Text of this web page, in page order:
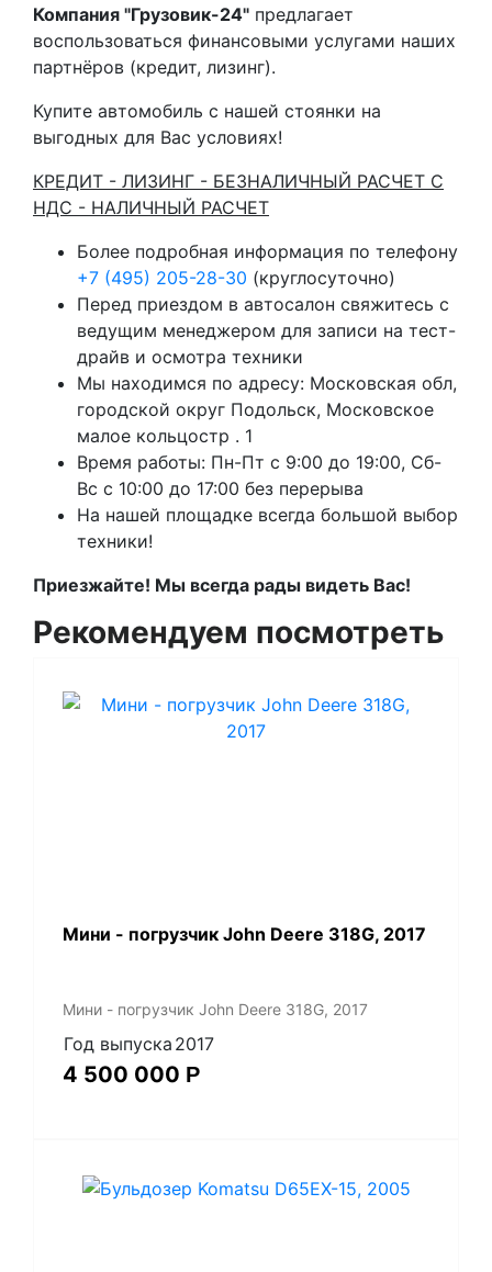
Компания "Грузовик-24" предлагает
воспользоваться финансовыми услугами наших
партнёров (кредит, лизинг).
Купите автомобиль с нашей стоянки на
выгодных для Вас условиях!
КРЕДИТ - ЛИЗИНГ - БЕЗНАЛИЧНЫЙ РАСЧЕТ С
НДС - НАЛИЧНЫЙ РАСЧЕТ
Более подробная информация по телефону
+7 (495) 205-28-30 (круглосуточно)
Перед приездом в автосалон свяжитесь с
ведущим менеджером для записи на тест-
драйв и осмотра техники
Мы находимся по адресу: Московская обл,
городской округ Подольск, Московское
малое кольцостр . 1
Время работы: Пн-Пт с 9:00 до 19:00, Сб-
Вс с 10:00 до 17:00 без перерыва
На нашей площадке всегда большой выбор
техники!
Приезжайте! Мы всегда рады видеть Вас!
Рекомендуем посмотреть
Мини - погрузчик John Deere 318G, 2017
Мини - погрузчик John Deere 318G, 2017
Год выпуска 2017
4 500 000 Р